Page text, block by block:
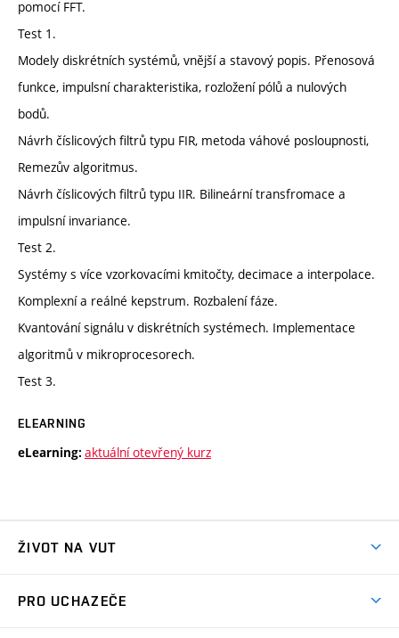
pomocí FFT.
Test 1.
Modely diskrétních systémů, vnější a stavový popis. Přenosová
funkce, impulsní charakteristika, rozložení pólů a nulových
bodů.
Návrh číslicových filtrů typu FIR, metoda váhové posloupnosti,
Remezův algoritmus.
Návrh číslicových filtrů typu IIR. Bilineární transfromace a
impulsní invariance.
Test 2.
Systémy s více vzorkovacími kmitočty, decimace a interpolace.
Komplexní a reálné kepstrum. Rozbalení fáze.
Kvantování signálu v diskrétních systémech. Implementace
algoritmů v mikroprocesorech.
Test 3.
ELEARNING
eLearning: aktuální otevřený kurz
ŽIVOT NA VUT
PRO UCHAZEČE